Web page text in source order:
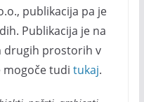
publikacija pa je
Publikacija je na
drugih prostorih v
mogoče tudi tukaj.